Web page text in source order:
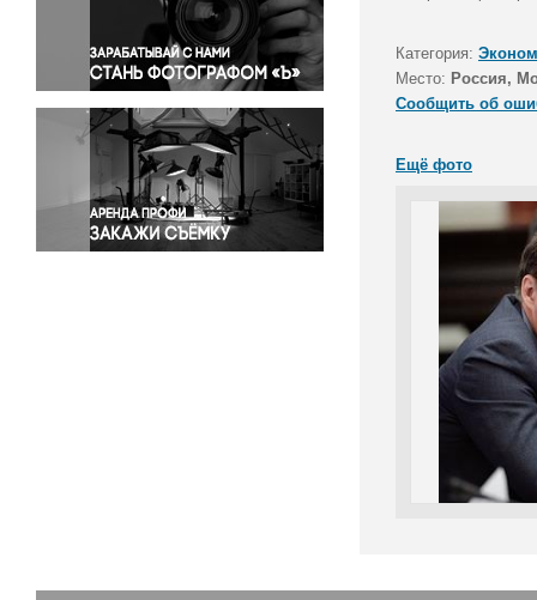
Правосудие
Происшествия и конфликты
Религия
Светская жизнь
Спорт
Экология
Экономика и бизнес
Категория:
Место: Россия,
Сообщить об
Ещё фото